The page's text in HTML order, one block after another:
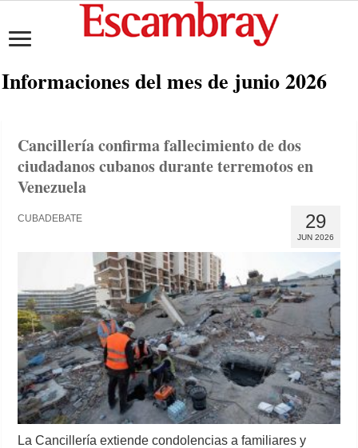
Informaciones del mes de junio 2026
Cancillería confirma fallecimiento de dos
ciudadanos cubanos durante terremotos en
Venezuela
29
JUN 2026
CUBADEBATE
La Cancillería extiende condolencias a familiares y